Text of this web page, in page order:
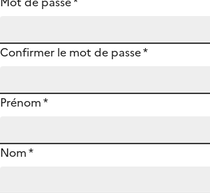
Confirmer le mot de passe*
Prénom*
Nom*